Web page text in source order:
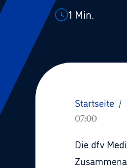
1 Min.
Startseite /
07:00
Die dfv